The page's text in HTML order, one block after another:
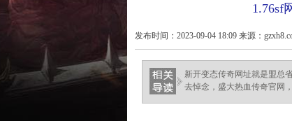
1.76sf
发布时间：2023-09-04 18:09 来源：
新开变态传奇网址就是盟总
去悼念，盛大热血传奇官网